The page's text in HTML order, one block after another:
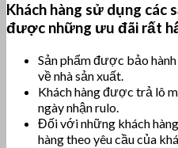
Khách hàng sử dụng các
được những ưu đãi rất
Sản phẩm được bảo
về nhà sản xuất.
Khách hàng được trả lô
ngày nhận rulo.
Đối với những khách
hàng theo yêu cầu của